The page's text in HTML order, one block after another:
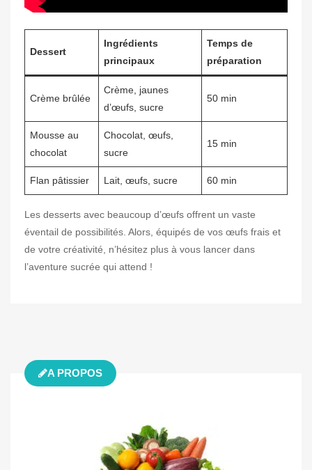
Dessert
Ingrédients
principaux
Temps de
préparation
Crème brûlée
Crème, jaunes
d’œufs, sucre
50 min
Mousse au
chocolat
Chocolat, œufs,
sucre
15 min
Flan pâtissier Lait, œufs, sucre 60 min
Les desserts avec beaucoup d’œufs offrent un vaste
éventail de possibilités. Alors, équipés de vos œufs frais et
de votre créativité, n’hésitez plus à vous lancer dans
l’aventure sucrée qui attend !
A PROPOS